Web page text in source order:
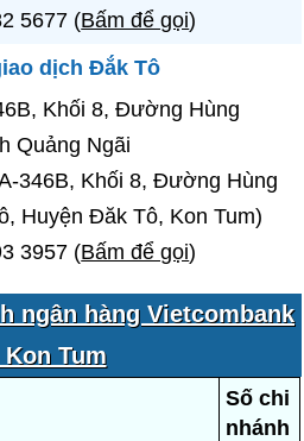
5677 (Bấm để gọi)
dịch Đắk Tô
Khối 8, Đường Hùng
Quảng Ngãi
346B, Khối 8, Đường Hùng
Huyện Đăk Tô, Kon Tum)
3957 (Bấm để gọi)
ngân hàng Vietcombank
Tum
Số chi
nhánh